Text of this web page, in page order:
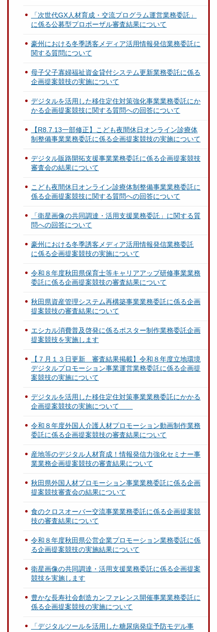
「次世代GX人材育成・交流プログラム運営業務委託」
に係る公募型プロポーザル審査結果について
豪州における冬季誘客メディア活用情報発信業務委託に
関する質問について
母子父子寡婦福祉資金貸付システム更新業務委託に係る
企画提案競技の実施について
デジタルを活用した移住定住対策強化事業業務委託にか
かる企画提案競技に関する質問への回答について
【R8.7.13一部修正】こども夜間休日オンライン診療体
制整備事業業務委託に係る企画提案競技の実施について
デジタル販路開拓支援事業業務委託に係る企画提案競技
審査会の結果について
こども夜間休日オンライン診療体制整備事業業務委託に
係る企画提案競技に関する質問への回答について
「衛星画像の共同調達・活用支援業務委託」に関する質
問への回答について
豪州における冬季誘客メディア活用情報発信業務委託
に係る企画提案競技の実施について
令和８年度秋田県保育士等キャリアアップ研修事業業務
委託に係る企画提案競技の審査結果について
秋田県資産管理システム再構築事業業務委託に係る企画
提案競技の審査結果について
エシカル消費普及啓発に係るポスター制作業務委託企画
提案競技を実施します
【７月１３日更新 審査結果掲載】令和８年度立地環境
デジタルプロモーション事業運営業務委託に係る企画提
案競技の実施について
デジタルを活用した移住定住対策事業業務委託にかかる
企画提案競技の実施について
令和８年度外国人介護人材プロモーション動画制作業務
委託に係る企画提案競技の審査結果について
産地等のデジタル人材育成！情報発信力強化セミナー事
業業務企画提案競技の審査結果について
秋田県外国人材プロモーション事業業務委託に係る企画
提案競技審査会の結果について
食のクロスオーバー交流事業業務委託に係る企画提案競
技の審査結果について
令和８年度秋田県公営企業プロモーション業務委託に係
る企画提案競技の実施結果について
衛星画像の共同調達・活用支援業務委託に係る企画提案
競技を実施します
豊かな長寿社会創造カンファレンス開催事業業務委託に
係る企画提案競技の実施について
「デジタルツールを活用した糖尿病発症予防モデル事